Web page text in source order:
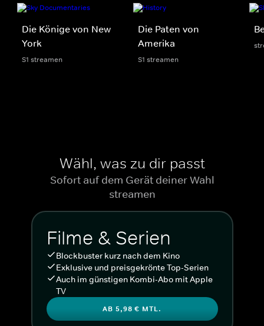
Die Könige von New
York
S1 streamen
Die Paten von
Amerika
S1 streamen
Wähl, was zu dir passt
Sofort auf dem Gerät deiner Wahl
streamen
Filme & Serien
Blockbuster kurz nach dem Kino
Exklusive und preisgekrönte Top-Serien
Auch im günstigen Kombi-Abo mit Apple
TV
AB 5,98 € MTL.